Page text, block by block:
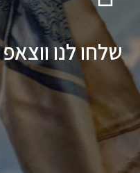
שלחו לנו ווצאפ